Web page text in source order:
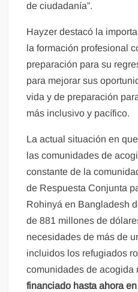
de ciudadanía”.
Hayzer destacó la
la formación profesional
preparación para su
para mejorar sus
vida y de preparación
más inclusivo y pacífico.
La actual situación en
las comunidades de
constante de la
de Respuesta Conjunta
Rohinyá en Bangladesh
de 881 millones de
necesidades de más de
incluidos los refugiados
comunidades de acogida
financiado hasta ahora